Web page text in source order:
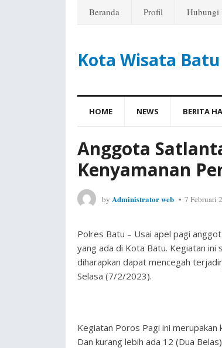
Beranda Profil Hubungi
Kota Wisata
HOME NEWS BERITA
Anggota
Kenyamanan
by Administrator web 7 Februari
Polres Batu – Usai apel pagi
yang ada di Kota Batu. Kegiatan ini
diharapkan dapat mencegah
Selasa (7/2/2023).
Kegiatan Poros Pagi ini
Dan kurang lebih ada 12 (Dua